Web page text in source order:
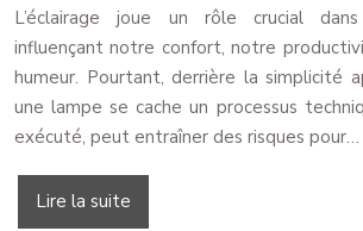
L’éclairage joue un rôle crucial
influençant notre confort, notre
humeur. Pourtant, derrière la simplicité
une lampe se cache un processus
exécuté, peut entraîner des risques pour…
Lire la suite